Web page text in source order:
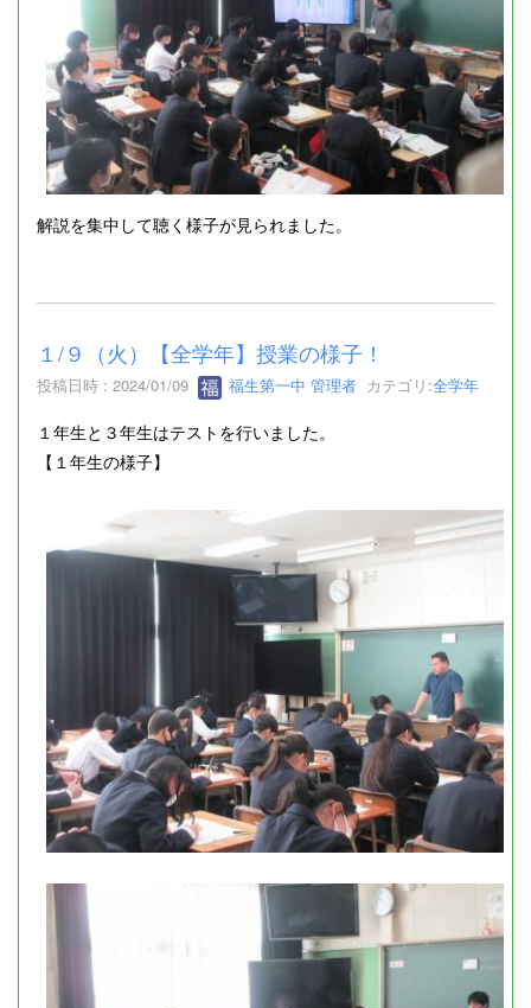
解説を集中して聴く様子が見られました。
１/９（火）【全学年】授業の様子！
投稿日時 : 2024/01/09 福生第一中 管理者 カテゴリ:全学年
１年生と３年生はテストを行いました。
【１年生の様子】